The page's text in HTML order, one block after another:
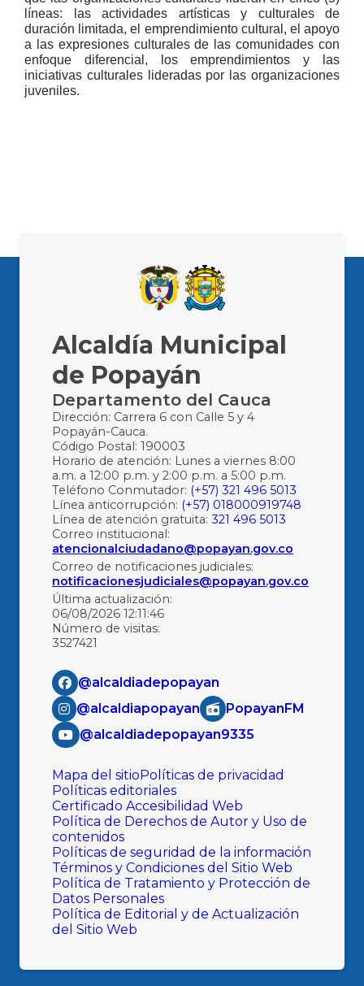
líneas: las actividades artísticas y culturales de
duración limitada, el emprendimiento cultural, el apoyo
a las expresiones culturales de las comunidades con
enfoque diferencial, los emprendimientos y las
iniciativas culturales lideradas por las organizaciones
juveniles.
Alcaldía Municipal
de Popayán
Departamento del Cauca
Dirección: Carrera 6 con Calle 5 y 4
Popayán-Cauca.
Código Postal: 190003
Horario de atención: Lunes a viernes 8:00
a.m. a 12:00 p.m. y 2:00 p.m. a 5:00 p.m.
Teléfono Conmutador: (+57) 321 496 5013
Línea anticorrupción: (+57) 018000919748
Línea de atención gratuita: 321 496 5013
Correo institucional:
atencionalciudadano@popayan.gov.co
Correo de notificaciones judiciales:
notificacionesjudiciales@popayan.gov.co
Última actualización:
06/08/2026 12:11:46
Número de visitas:
3527421
@alcaldiadepopayan
@alcaldiapopayan
PopayanFM
@alcaldiadepopayan9335
Mapa del sitioPolíticas de privacidad
Políticas editoriales
Certificado Accesibilidad Web
Política de Derechos de Autor y Uso de
contenidos
Políticas de seguridad de la información
Términos y Condiciones del Sitio Web
Política de Tratamiento y Protección de
Datos Personales
Política de Editorial y de Actualización
del Sitio Web